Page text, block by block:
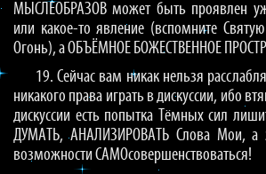
МЫСЛЕОБРАЗОВ может быть проявлен
или какое-то явление (вспомните
Огонь), а ОБЪЁМНОЕ БОЖЕСТВЕННОЕ
19. Сейчас вам никак нельзя
никакого права играть в дискуссии, ибо
дискуссии есть попытка Тёмных сил
ДУМАТЬ, АНАЛИЗИРОВАТЬ Слова Мои, а
возможности САМОсовершенствоваться!